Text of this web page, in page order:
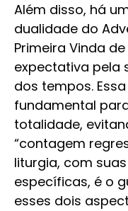
Além disso, há
dualidade do
Primeira Vinda
expectativa pela
dos tempos.
fundamental
totalidade,
“contagem
liturgia, com
específicas, é o
esses dois